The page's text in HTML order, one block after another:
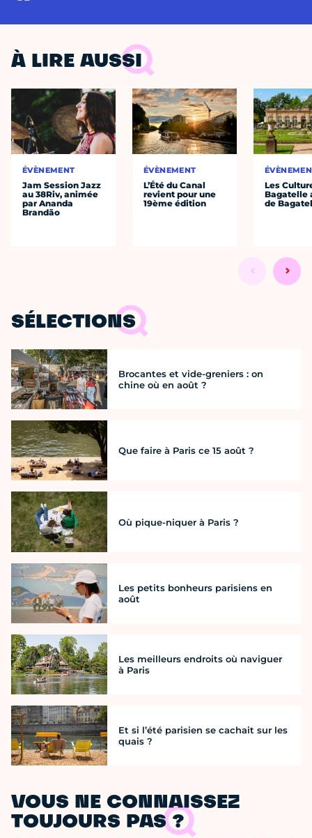
À LIRE AUSSI
ÉVÈNEMENT
Jam Session Jazz
au 38Riv, animée
par Ananda
Brandão
ÉVÈNEMENT
L’Été du Canal
revient pour une
19ème édition
Les
Bagatelle
de
SÉLECTIONS
Brocantes et vide-greniers : on
chine où en août ?
Que faire à Paris ce 15 août ?
Où pique-niquer à Paris ?
Les petits bonheurs parisiens en
août
Les meilleurs endroits où naviguer
à Paris
Et si l’été parisien se cachait sur les
quais ?
VOUS NE CONNAISSEZ
TOUJOURS PAS ?